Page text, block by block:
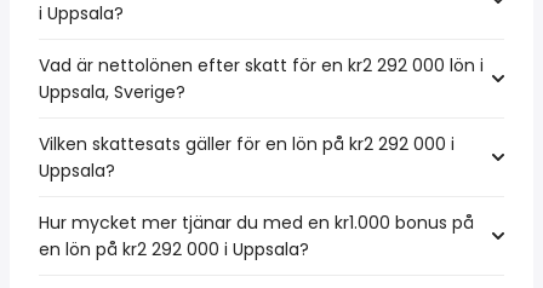
i Uppsala?
Vad är nettolönen efter skatt för en kr2 292 000 lön i
Uppsala, Sverige?
Vilken skattesats gäller för en lön på kr2 292 000 i
Uppsala?
Hur mycket mer tjänar du med en kr1.000 bonus på
en lön på kr2 292 000 i Uppsala?